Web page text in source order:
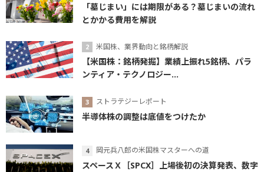
「墓じまい」には期限がある？墓じまいの流れ
とかかる費用を解説
米国株、業界動向と銘柄解説
【米国株：銘柄発掘】業績上振れ5銘柄、パラ
ンティア・テクノロジー...
ストラテジーレポート
半導体株の調整は底値をつけたか
岡元兵八郎の米国株マスターへの道
スペースＸ［SPCX］上場後初の決算発表、数字